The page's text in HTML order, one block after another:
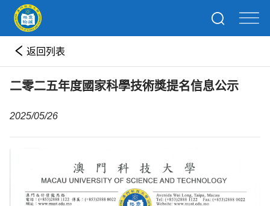
返回列表
二零二五年度國家科學技術獎提名信息公示
2025/05/26